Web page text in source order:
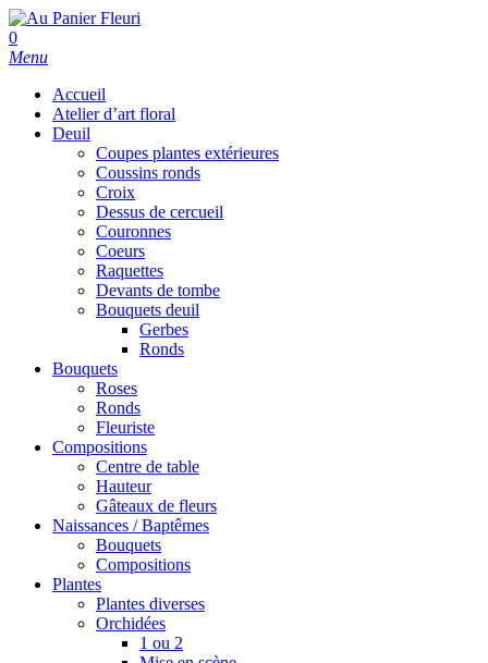
Skip
to
main
search
0
Menu
Accueil
Atelier d’art floral
Deuil
Coupes plantes extérieures
Coussins ronds
Croix
Dessus de cercueil
Couronnes
Coeurs
Raquettes
Devants de tombe
Bouquets deuil
Gerbes
Ronds
Bouquets
Roses
Ronds
Fleuriste
Compositions
Centre de table
Hauteur
Gâteaux de fleurs
Naissances / Baptêmes
Bouquets
Compositions
Plantes
Plantes diverses
Orchidées
1 ou 2